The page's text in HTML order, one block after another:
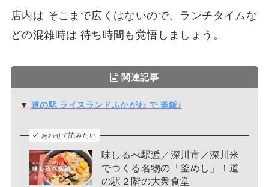
店内は そこまで広くはないので、ランチタイムな
どの混雑時は 待ち時間も覚悟しましょう。
関連記事
▼道の駅 ライスランドふかがわ で 釜飯♪
あわせて読みたい
味しるべ駅逓／深川市／深川米
でつくる名物の「釜めし」！道
の駅２階の大衆食堂